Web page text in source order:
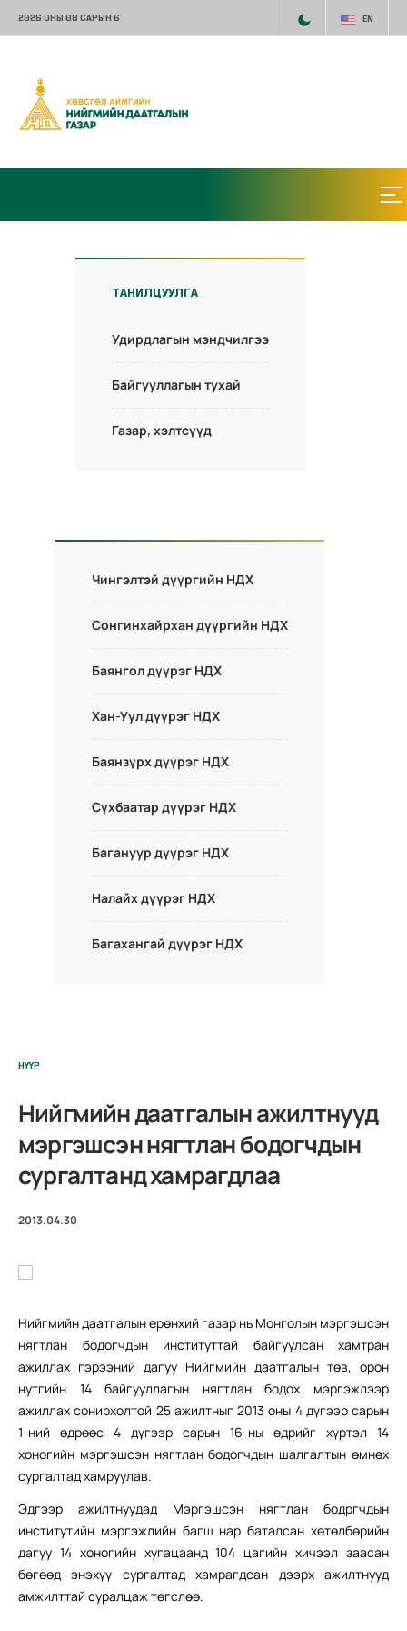
2026 ОНЫ 08 САРЫН 6 EN
ТАНИЛЦУУЛГА
Удирдлагын мэндчилгээ
Байгууллагын тухай
Газар, хэлтсүүд
Чингэлтэй дүүргийн НДХ
Сонгинхайрхан дүүргийн НДХ
Баянгол дүүрэг НДХ
Хан-Уул дүүрэг НДХ
Баянзүрх дүүрэг НДХ
Сүхбаатар дүүрэг НДХ
Багануур дүүрэг НДХ
Налайх дүүрэг НДХ
Багахангай дүүрэг НДХ
НҮҮР
Нийгмийн даатгалын ажилтнууд
мэргэшсэн нягтлан бодогчдын
сургалтанд хамрагдлаа
2013.04.30
Нийгмийн даатгалын ерөнхий газар нь Монголын мэргэшсэн
нягтлан бодогчдын институттай байгуулсан хамтран
ажиллах гэрээний дагуу Нийгмийн даатгалын төв, орон
нутгийн 14 байгууллагын нягтлан бодох мэргэжлээр
ажиллах сонирхолтой 25 ажилтныг 2013 оны 4 дүгээр сарын
1-ний өдрөөс 4 дүгээр сарын 16-ны өдрийг хүртэл 14
хоногийн мэргэшсэн нягтлан бодогчдын шалгалтын өмнөх
сургалтад хамруулав.
Эдгээр ажилтнуудад Мэргэшсэн нягтлан бодргчдын
институтийн мэргэжлийн багш нар баталсан хөтөлбөрийн
дагуу 14 хоногийн хугацаанд 104 цагийн хичээл заасан
бөгөөд энэхүү сургалтад хамрагдсан дээрх ажилтнууд
амжилттай суралцаж төгслөө.